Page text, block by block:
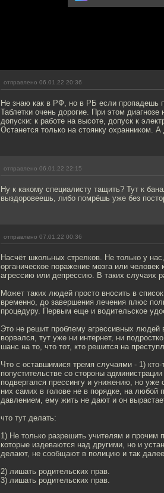
отправлено 06.01.22 20:36
Не знаю как в РФ, но в РБ если пропадешь
Таблетки очень дорогие. При этом
допуски: к работе на высоте, допуск к
Останется только на стоянку охранником. А
отправлено 06.01.22 22:15
Ну к какому специалисту тащить? Тут к
выздоровеешь, либо помрёшь уже без
отправлено 07.01.22 00:36
Насчёт школьных стрелков. Не только у
органическое поражение мозга или
агрессию или депрессию. В таких случаях
Может таких людей просто вносить в
временно, до завершения лечения плюс
процедуру. Первым еще и водительское
Это не решит проблему агрессивных
ворвался, тут уже ни интернет, ни
шанс на то, что тот, кто решится на
Что с оставшимися тремя случаями - 1)
попустительстве со стороны
подвергался прессингу и унижению, но
них самих в голове не в порядке, на любой
давлением, ему жить не дают и он
что тут делать:
1) Не только разрешить учителям и
которые издеваются над другими, но и
делают, не сообщают в полицию и так
2) лишать родительских прав.
3) лишать родительских прав.